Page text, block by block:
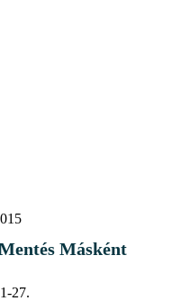
Másként
27.